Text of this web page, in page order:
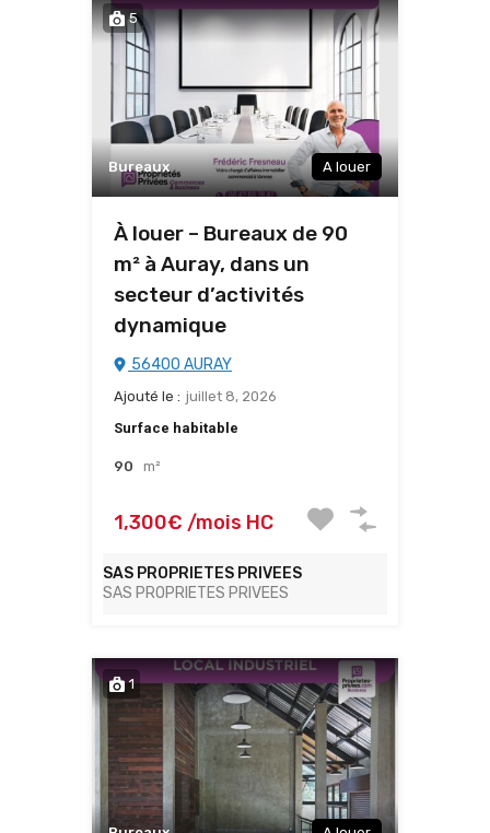
5
Bureaux A louer
À louer – Bureaux de 90
m² à Auray, dans un
secteur d’activités
dynamique
56400 AURAY
Ajouté le : juillet 8, 2026
Surface habitable
90 m²
1,300€ /mois HC
SAS PROPRIETES PRIVEES
SAS PROPRIETES PRIVEES
1